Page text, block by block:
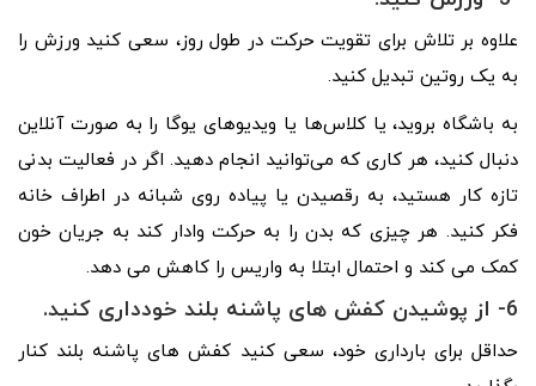
علاوه بر تلاش برای تقویت حرکت در طول روز، سعی کنید ورزش را
به یک روتین تبدیل کنید.
به باشگاه بروید، یا کلاس‌ها یا ویدیوهای یوگا را به صورت آنلاین
دنبال کنید، هر کاری که می‌توانید انجام دهید. اگر در فعالیت بدنی
تازه کار هستید، به رقصیدن یا پیاده روی شبانه در اطراف خانه
فکر کنید. هر چیزی که بدن را به حرکت وادار کند به جریان خون
کمک می کند و احتمال ابتلا به واریس را کاهش می دهد.
6- از پوشیدن کفش های پاشنه بلند خودداری کنید.
حداقل برای بارداری خود، سعی کنید کفش های پاشنه بلند کنار